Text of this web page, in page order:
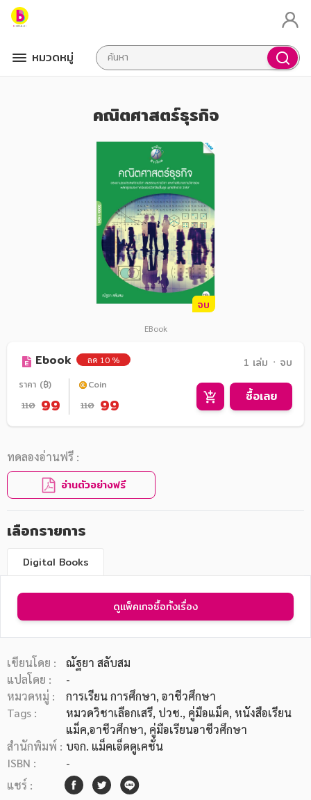
หมวดหมู่
หมวดหมู่หนังสือ
หมวดหมู่ยอดนิยม
คณิตศาสตร์ธุรกิจ
จบ
EBook
Ebook ลด 10 % 1 เล่ม ᛫ จบ
ราคา (฿)
110 99
Coin
110 99 ซื้อเลย
ทดลองอ่านฟรี :
อ่านตัวอย่างฟรี
เลือกรายการ
Digital Books
ดูแพ็คเกจซื้อทั้งเรื่อง
เขียนโดย :
ณัฐยา สลับสม
แปลโดย :
-
หมวดหมู่ :
การเรียน การศึกษา, อาชีวศึกษา
Tags :
หมวดวิชาเลือกเสรี, ปวช., คู่มือแม็ค, หนังสือเรียน
แม็ค,อาชีวศึกษา, คู่มือเรียนอาชีวศึกษา
สำนักพิมพ์ : บจก. แม็คเอ็ดดูเคชั่น
ISBN :
-
แชร์ :